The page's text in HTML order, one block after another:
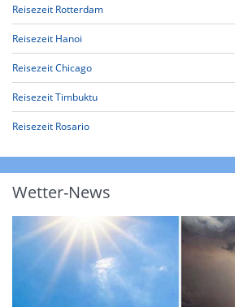
Reisezeit Rotterdam
Reisezeit Hanoi
Reisezeit Chicago
Reisezeit Timbuktu
Reisezeit Rosario
Wetter-News